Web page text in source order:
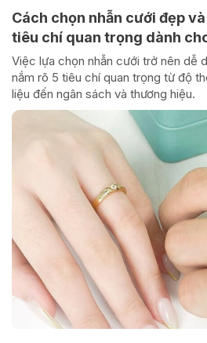
Cách chọn nhẫn cưới đẹp
tiêu chí quan trọng dành
Việc lựa chọn nhẫn cưới trở nên dễ
nắm rõ 5 tiêu chí quan trọng từ độ
liệu đến ngân sách và thương hiệu.